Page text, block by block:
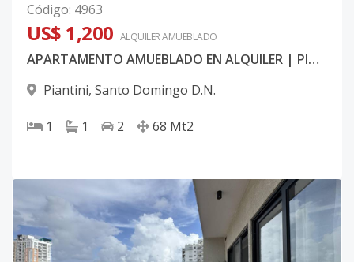
Código: 4963
US$ 1,200 ALQUILERAMUEBLADO
APARTAMENTO AMUEBLADO EN ALQUILER | PIANTINI
Piantini, Santo Domingo D.N.
1 1 2 68 Mt2